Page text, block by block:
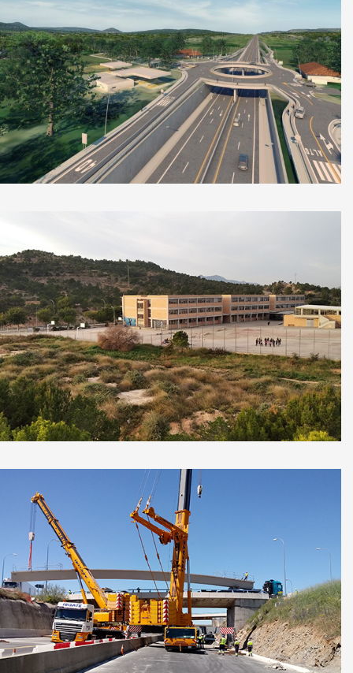
Carretera Interamericana Norte, Costa Rica
Estudio hidrogeológico-geotécnico en I.E.S.
Villa De Aspe, Alicante
Demarcacion Carreteras del Estado,